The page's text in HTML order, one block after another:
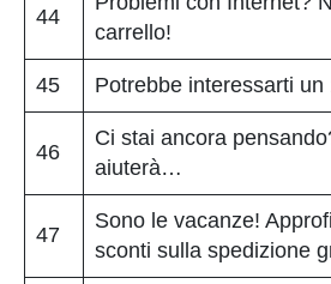
44
carrello!
45 Potrebbe interessarti
46
Ci stai ancora
aiuterà…
47
Sono le vacanze!
sconti sulla spedizione